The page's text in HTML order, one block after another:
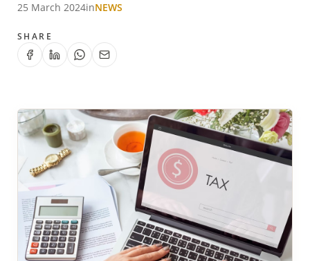
25 March 2024inNEWS
SHARE